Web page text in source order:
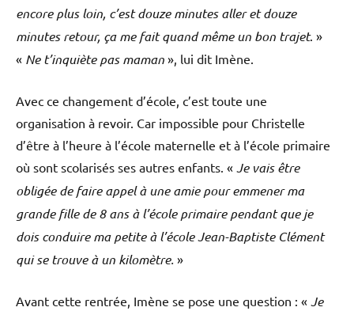
encore plus loin, c’est douze minutes aller et douze
minutes retour, ça me fait quand même un bon trajet. »
« Ne t’inquiète pas maman », lui dit Imène.
Avec ce changement d’école, c’est toute une
organisation à revoir. Car impossible pour Christelle
d’être à l’heure à l’école maternelle et à l’école primaire
où sont scolarisés ses autres enfants. « Je vais être
obligée de faire appel à une amie pour emmener ma
grande fille de 8 ans à l’école primaire pendant que je
dois conduire ma petite à l’école Jean-Baptiste Clément
qui se trouve à un kilomètre. »
Avant cette rentrée, Imène se pose une question : « Je